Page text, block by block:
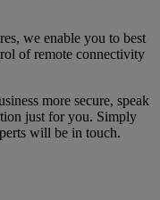
we enable you to best
of remote connectivity
more secure, speak
just for you. Simply
will be in touch.